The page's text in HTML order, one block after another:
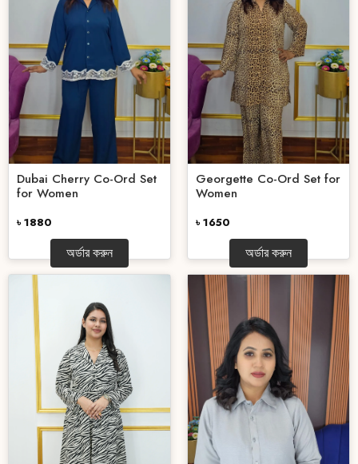
Dubai Cherry Co-Ord Set
for Women
৳ 1880
অর্ডার করুন
Georgette Co-Ord Set for
Women
৳ 1650
অর্ডার করুন